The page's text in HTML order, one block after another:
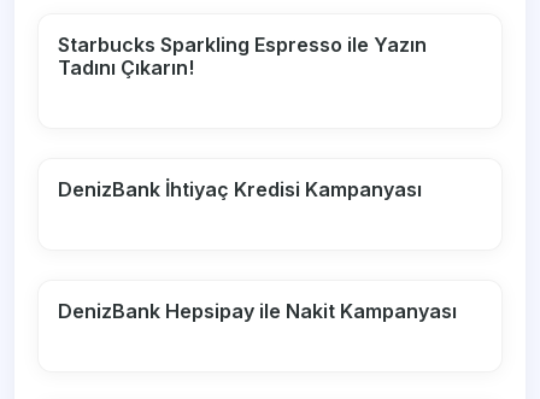
Starbucks Sparkling Espresso ile Yazın
Tadını Çıkarın!
DenizBank İhtiyaç Kredisi Kampanyası
DenizBank Hepsipay ile Nakit Kampanyası